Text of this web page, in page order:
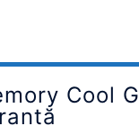
Cool